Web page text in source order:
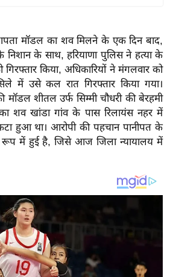
मॉडल का शव मिलने के एक दिन बाद,
के साथ, हरियाणा पुलिस ने हत्या के
किया, अधिकारियों ने मंगलवार को
में उसे कल रात गिरफ्तार किया गया।
मॉडल शीतल उर्फ ​​सिम्मी चौधरी की बेरहमी
शव खांडा गांव के पास रिलायंस नहर में
हुआ था। आरोपी की पहचान पानीपत के
रूप में हुई है, जिसे आज जिला न्यायालय में